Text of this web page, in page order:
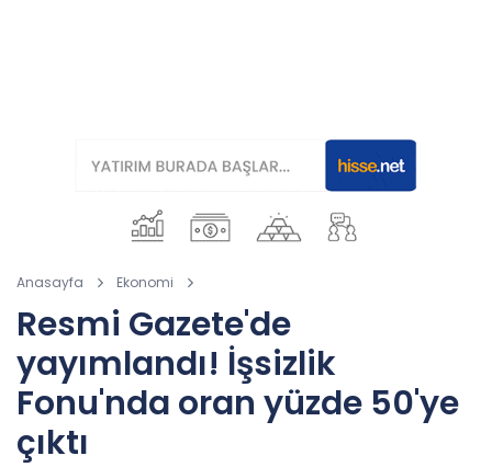
Anasayfa Ekonomi
Resmi Gazete'de
yayımlandı! İşsizlik
Fonu'nda oran yüzde 50'ye
çıktı